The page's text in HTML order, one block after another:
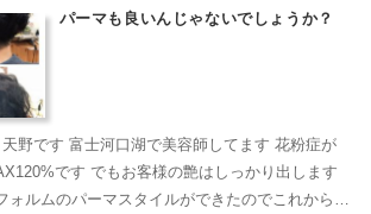
パーマも良いんじゃないでしょうか？
野です 富士河口湖で美容師してます 花粉症が
です でもお客様の艶はしっかり出します
ォルムのパーマスタイルができたのでこれからバ